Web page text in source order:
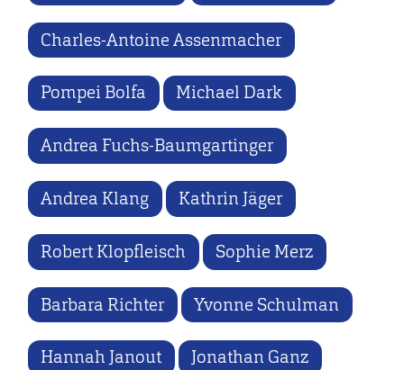
Charles-Antoine Assenmacher
Pompei Bolfa Michael Dark
Andrea Fuchs-Baumgartinger
Andrea Klang Kathrin Jäger
Robert Klopfleisch Sophie Merz
Barbara Richter Yvonne Schulman
Hannah Janout Jonathan Ganz